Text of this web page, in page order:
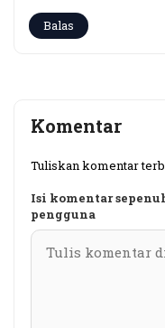
Balas
Komentar
Tuliskan komentar
Isi komentar
pengguna